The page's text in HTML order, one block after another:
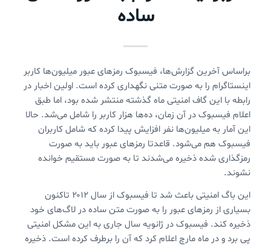
ساده
براساس آخرین گزارش‌ها، فیسبوک رمزهای عبور میلیون‌ها کاربر
اینستاگرام را به صورت متنی نگهداری کرده است. اولین اخبار در
رابطه با این گاف امنیتی ماه گذشته منتشر شده بود، اما طبق
اعلام فیسبوک در آن زمان، ده‌ها هزار کاربر را شامل می‌شد. حالا
این آمار به میلیون‌ها نفر افزایش پیدا کرده که شامل کاربران
فیسبوک هم می‌شود. قاعدتا رمزهای عبور باید به صورت
رمزگذاری شده ذخیره می‌شدند تا به صورت مستقیم خوانده
نشوند.
این باگ امنیتی باعث شد تا فیسبوک از سال ۲۰۱۲ تاکنون
بسیاری از رمزهای عبور را به صورت متن ساده در لاگ‌های خود
ذخیره کند. فیسبوک در ژانویه سال جاری به این مشکل امنیتی
پی برد و در ماه مارچ اعلام کرد که آن را برطرف کرده است. ذخیره